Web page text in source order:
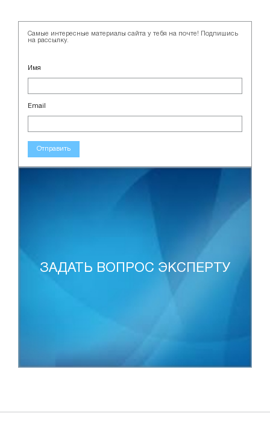
Самые интересные материалы сайта у тебя на почте! Подпишись
на рассылку.
Имя
Email
Отправить
ЗАДАТЬ ВОПРОС ЭКСПЕРТУ